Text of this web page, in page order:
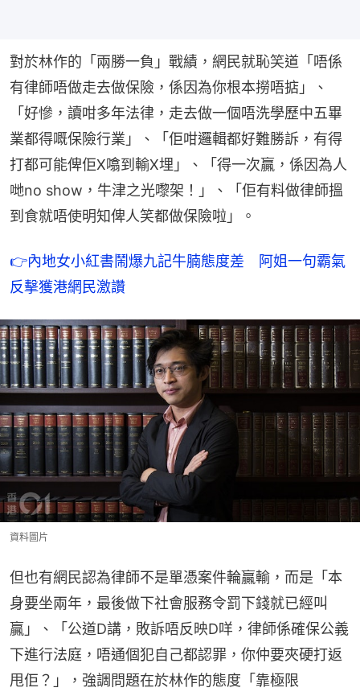
對於林作的「兩勝一負」戰績，網民就恥笑道「唔係
有律師唔做走去做保險，係因為你根本撈唔掂」、
「好慘，讀咁多年法律，走去做一個唔洗學歷中五畢
業都得嘅保險行業」、「佢咁邏輯都好難勝訴，有得
打都可能俾佢X噏到輸X埋」、「得一次贏，係因為人
哋no show，牛津之光嚟架！」、「佢有料做律師搵
到食就唔使明知俾人笑都做保險啦」。
👉內地女小紅書鬧爆九記牛腩態度差　阿姐一句霸氣
反擊獲港網民激讚
資料圖片
但也有網民認為律師不是單憑案件輪贏輸，而是「本
身要坐兩年，最後做下社會服務令罰下錢就已經叫
贏」、「公道D講，敗訴唔反映D咩，律師係確保公義
下進行法庭，唔通個犯自己都認罪，你仲要夾硬打返
甩佢？」，強調問題在於林作的態度「靠極限